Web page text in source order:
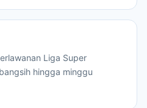
Liga Super
hingga minggu